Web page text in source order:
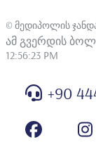
© მედიპოლის
ამ გვერდის
12:56:23 PM
+90